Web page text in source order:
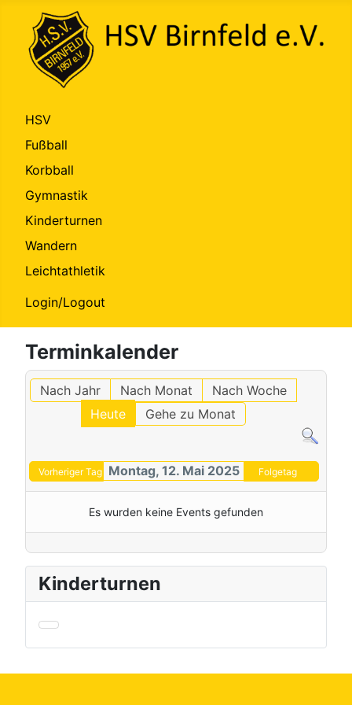
HSV
Fußball
Korbball
Gymnastik
Kinderturnen
Wandern
Leichtathletik
Login/Logout
Terminkalender
Nach Jahr Nach Monat
Nach Woche
Heute
Gehe zu Monat
Vorheriger Tag Montag, 12. Mai 2025 Folgetag
Es wurden keine Events gefunden
Kinderturnen